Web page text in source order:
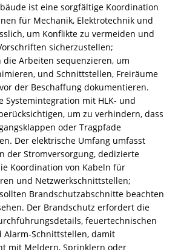
ist eine sorgfältige Koordination
für Mechanik, Elektrotechnik und
um Konflikte zu vermeiden und
sicherzustellen;
die Arbeiten sequenzieren, um
und Schnittstellen, Freiräume
der Beschaffung dokumentieren.
Systemintegration mit HLK- und
um zu verhindern, dass
oder Tragpfade
Der elektrische Umfang umfasst
der Stromversorgung, dedizierte
Koordination von Kabeln für
und Netzwerkschnittstellen;
Brandschutzabschnitte beachten
Der Brandschutz erfordert die
feuertechnischen
Alarm-Schnittstellen, damit
mit Meldern, Sprinklern oder